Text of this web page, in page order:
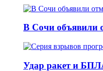
В Сочи объявили
Удар ракет и